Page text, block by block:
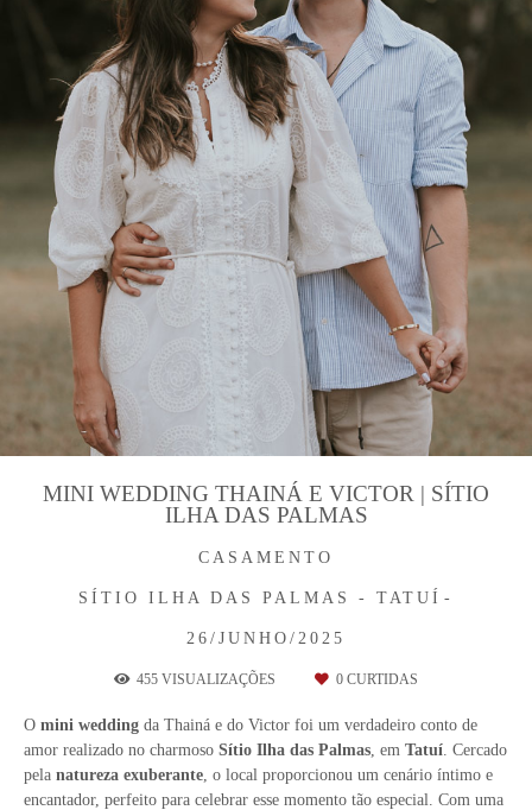
CASAMENTO
SÍTIO ILHA DAS PALMAS - TATUÍ
26/JUNHO/2025
MINI WEDDING THAINÁ E VICTOR | SÍTIO
ILHA DAS PALMAS
455 VISUALIZAÇÕES 0 CURTIDAS
O mini wedding da Thainá e do Victor foi um verdadeiro conto de
amor realizado no charmoso Sítio Ilha das Palmas, em Tatuí. Cercado
pela natureza exuberante, o local proporcionou um cenário íntimo e
encantador, perfeito para celebrar esse momento tão especial. Com uma